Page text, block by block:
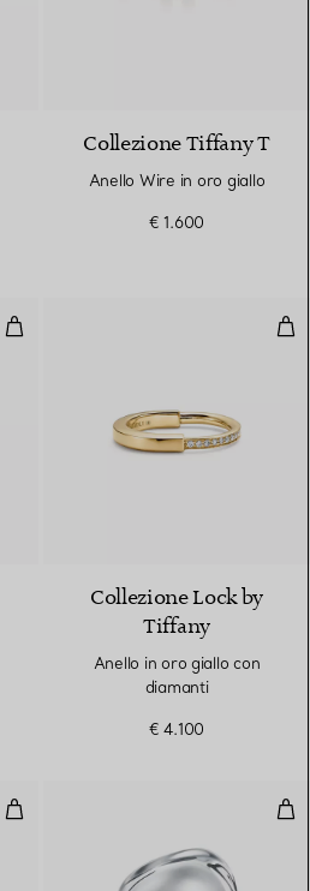
Collezione Tiffany T
Anello Wire in oro giallo
€ 1.600
Anello in oro giallo
Collezione Lock by
Tiffany
Anello in oro giallo con
diamanti
€ 4.100
Anello in oro giallo